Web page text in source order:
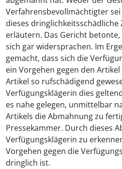
Verfahrensbevollmächtigter sei
dieses
erläutern. Das Gericht betonte,
sich gar widersprachen. Im
gemacht, dass sich die
ein Vorgehen gegen den
Artikel so rufschädigend
Verfügungsklägerin dies
es nahe gelegen, unmittelbar
Artikels die Abmahnung zu
Pressekammer. Durch dieses
Verfügungsklägerin zu
Vorgehen gegen die
dringlich ist.